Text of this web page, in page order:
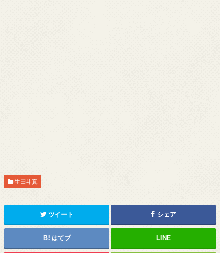
生田斗真
ツイート シェア
はてブ